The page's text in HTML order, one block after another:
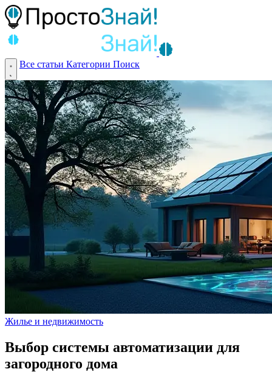
Все статьи Категории Поиск
Жилье и недвижимость
Выбор системы автоматизации для
загородного дома